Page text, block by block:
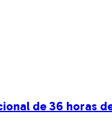
de 36 horas